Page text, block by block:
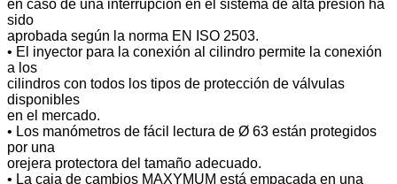
en caso de una interrupción en el sistema de alta presión ha
sido
aprobada según la norma EN ISO 2503.
• El inyector para la conexión al cilindro permite la conexión
a los
cilindros con todos los tipos de protección de válvulas
disponibles
en el mercado.
• Los manómetros de fácil lectura de Ø 63 están protegidos
por una
orejera protectora del tamaño adecuado.
• La caja de cambios MAXYMUM está empacada en una